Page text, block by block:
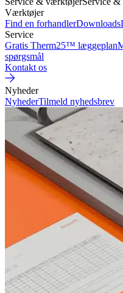
Værktøjer
Find en forhandlerDownloads
Service
Gratis Therm25™ læggeplan
spørgsmål
Kontakt os
Nyheder
NyhederTilmeld nyhedsbrev